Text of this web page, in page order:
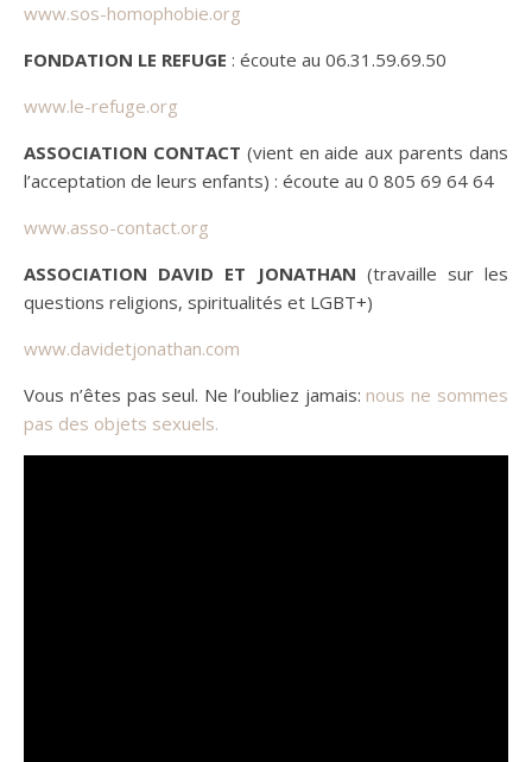
www.sos-homophobie.org
FONDATION LE REFUGE : écoute au 06.31.59.69.50
www.le-refuge.org
ASSOCIATION CONTACT (vient en aide aux parents dans
l’acceptation de leurs enfants) : écoute au 0 805 69 64 64
www.asso-contact.org
ASSOCIATION DAVID ET JONATHAN (travaille sur les
questions religions, spiritualités et LGBT+)
www.davidetjonathan.com
Vous n’êtes pas seul. Ne l’oubliez jamais: nous ne sommes
pas des objets sexuels.